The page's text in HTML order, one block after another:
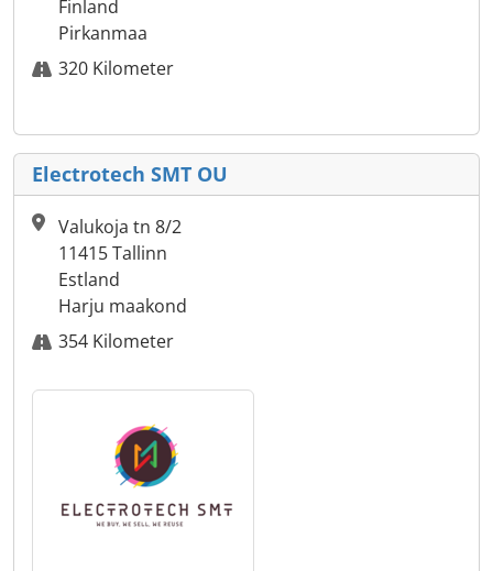
Finland
Pirkanmaa
320 Kilometer
Electrotech SMT OU
Valukoja tn 8/2
11415 Tallinn
Estland
Harju maakond
354 Kilometer